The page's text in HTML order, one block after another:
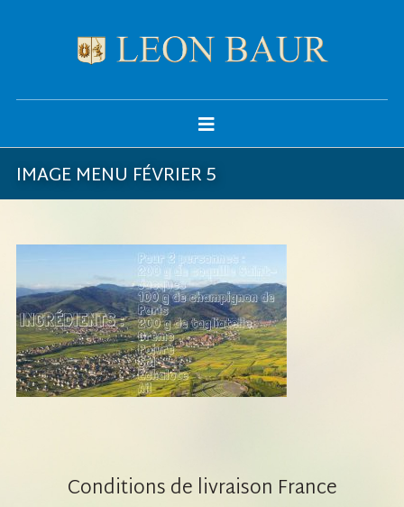
IMAGE MENU FÉVRIER 5
Conditions de livraison France